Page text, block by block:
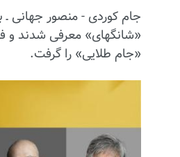
جام کوردی - منصور جهانی
«شانگهای» معرفی شدند و
«جام طلایی» را گرفت.